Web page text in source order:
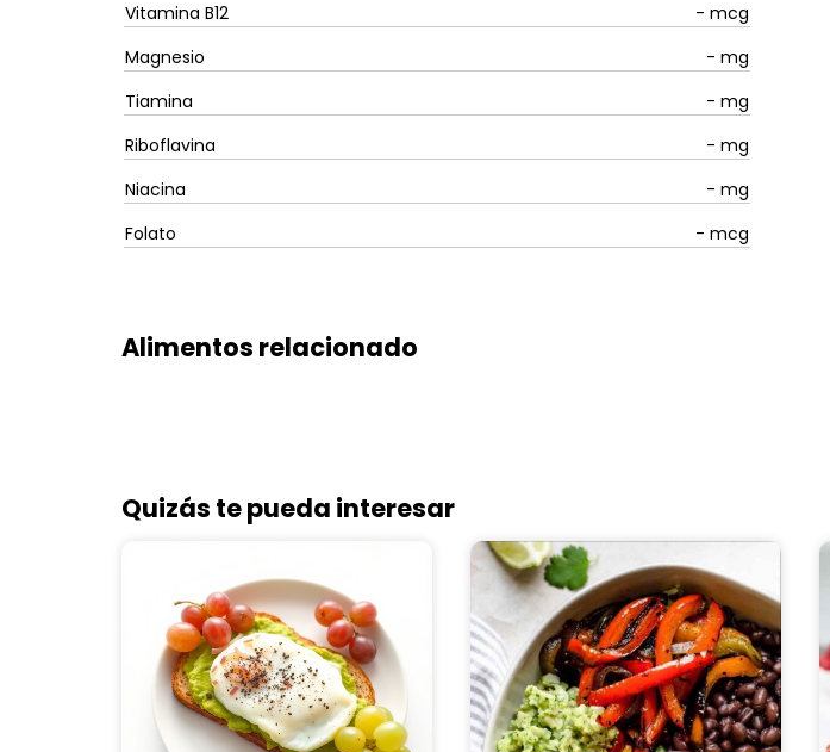
Vitamina B12
- mcg
Magnesio
- mg
Tiamina
- mg
Riboflavina
- mg
Niacina
- mg
Folato
- mcg
Alimentos relacionado
Quizás te pueda interesar